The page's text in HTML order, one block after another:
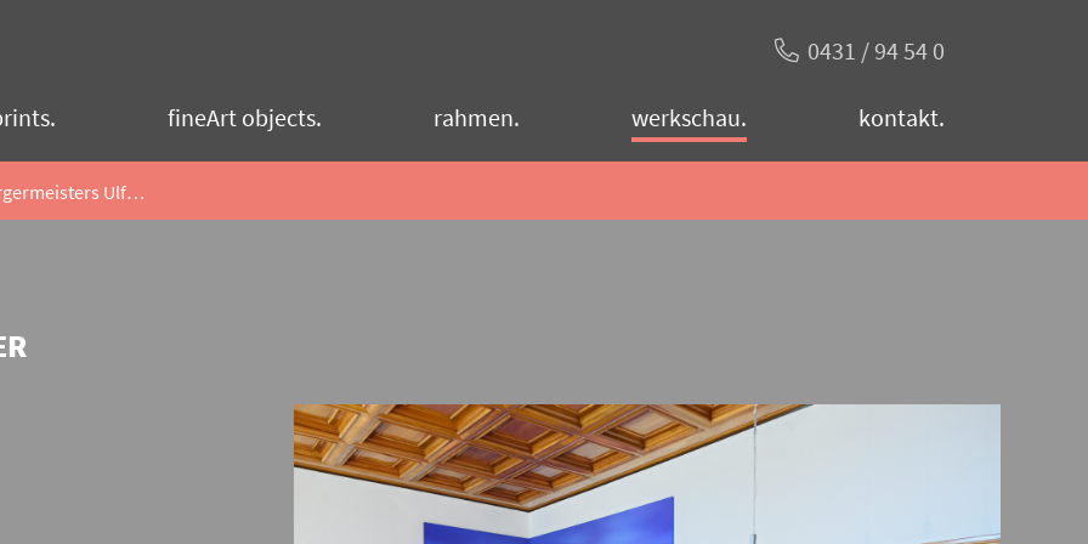
0431 / 94 54 0
fineArt objects. rahmen. werkschau. kontakt.
Büro des Kieler Oberbürgermeisters Ulf Kämpfer